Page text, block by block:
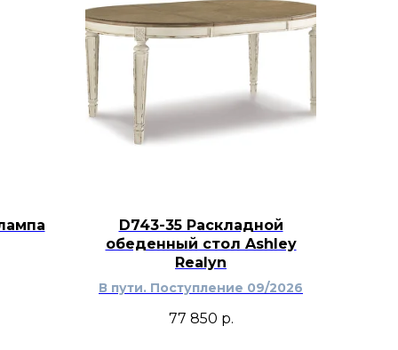
D743-35 Раскладной
обеденный стол Ashley
Realyn
В пути. Поступление 09/2026
77 850 р.